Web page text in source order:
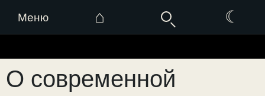
Меню ⌂ ☾
к
содержимому
О современной